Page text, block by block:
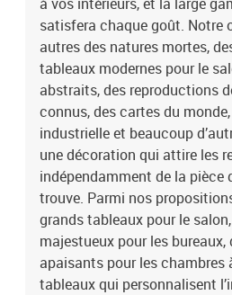
satisfera chaque goût. Notre
autres des natures mortes,
tableaux modernes pour le
abstraits, des reproductions
connus, des cartes du
industrielle et beaucoup
une décoration qui attire les
indépendamment de la pièce
trouve. Parmi nos
grands tableaux pour le
majestueux pour les bureaux,
apaisants pour les chambres
tableaux qui personnalisent